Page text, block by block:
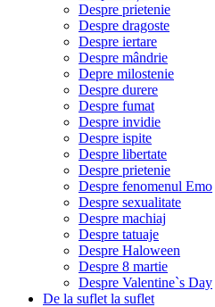
Despre prietenie
Despre dragoste
Despre iertare
Despre mândrie
Depre milostenie
Despre durere
Despre fumat
Despre invidie
Despre ispite
Despre libertate
Despre prietenie
Despre fenomenul Emo
Despre sexualitate
Despre machiaj
Despre tatuaje
Despre Haloween
Despre 8 martie
Despre Valentine`s Day
De la suflet la suflet